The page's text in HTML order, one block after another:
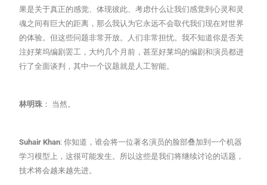
果是关于真正的感觉、体现彼此、考虑什么让我们感觉到心灵和灵
魂之间有巨大的距离，那么我认为它永远不会取代我们现在对世界
的体验。但这些问题非常开放。人们非常担忧。我不知道你是否关
注好莱坞编剧罢工，大约几个月前，甚至好莱坞的编剧和演员都进
行了全面谈判，其中一个议题就是人工智能。
林明珠 ： 当然。
Suhair Khan: 你知道，谁会将一位著名演员的脸部叠加到一个机器
学习模型上，这很可能发生。所以这些是我们将继续讨论的话题，
技术将会越来越先进。